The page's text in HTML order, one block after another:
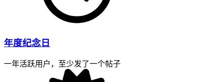
年度纪念日
一年活跃用户，至少发了一个帖子